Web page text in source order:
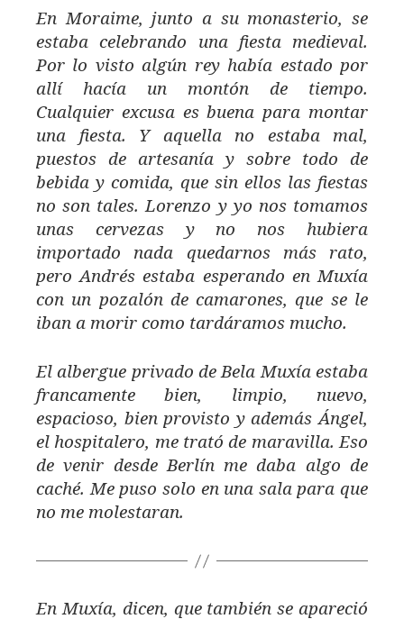
En Moraime, junto a su monasterio, se
estaba celebrando una fiesta medieval.
Por lo visto algún rey había estado por
allí hacía un montón de tiempo.
Cualquier excusa es buena para montar
una fiesta. Y aquella no estaba mal,
puestos de artesanía y sobre todo de
bebida y comida, que sin ellos las fiestas
no son tales. Lorenzo y yo nos tomamos
unas cervezas y no nos hubiera
importado nada quedarnos más rato,
pero Andrés estaba esperando en Muxía
con un pozalón de camarones, que se le
iban a morir como tardáramos mucho.
El albergue privado de Bela Muxía estaba
francamente bien, limpio, nuevo,
espacioso, bien provisto y además Ángel,
el hospitalero, me trató de maravilla. Eso
de venir desde Berlín me daba algo de
caché. Me puso solo en una sala para que
no me molestaran.
En Muxía, dicen, que también se apareció